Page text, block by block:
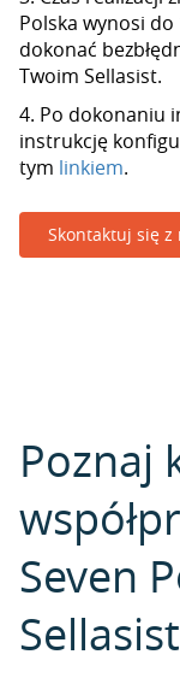
Polska wynosi
dokonać
Twoim Sellasist.
4. Po dokonaniu
instrukcję
tym linkiem.
Skontaktuj się z
Poznaj
Seven
Sellasist